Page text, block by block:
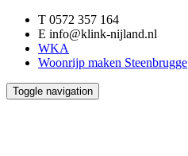
T 0572 357 164
E info@klink-nijland.nl
WKA
Woonrijp maken Steenbrugge
Toggle navigation